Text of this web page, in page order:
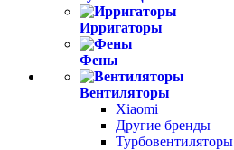
Ирригаторы
Фены
Вентиляторы
Xiaomi
Другие бренды
Турбовентиляторы